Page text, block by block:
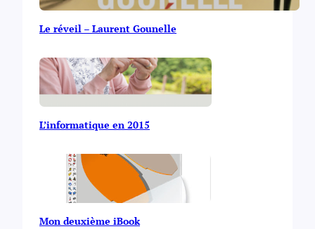
Le réveil – Laurent Gounelle
L’informatique en 2015
Mon deuxième iBook